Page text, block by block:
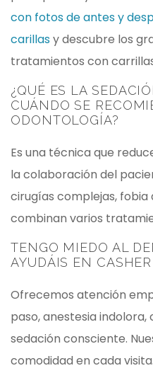
con fotos de antes y
carillasy descubre los
tratamientos con
¿QUÉ ES LA
CUÁNDO SE
ODONTOLOGÍA?
Es una técnica que
la colaboración del
cirugías complejas, fobia
combinan varios
TENGO MIEDO AL
AYUDÁIS EN
Ofrecemos atención
paso, anestesia
sedación consciente.
comodidad en cada